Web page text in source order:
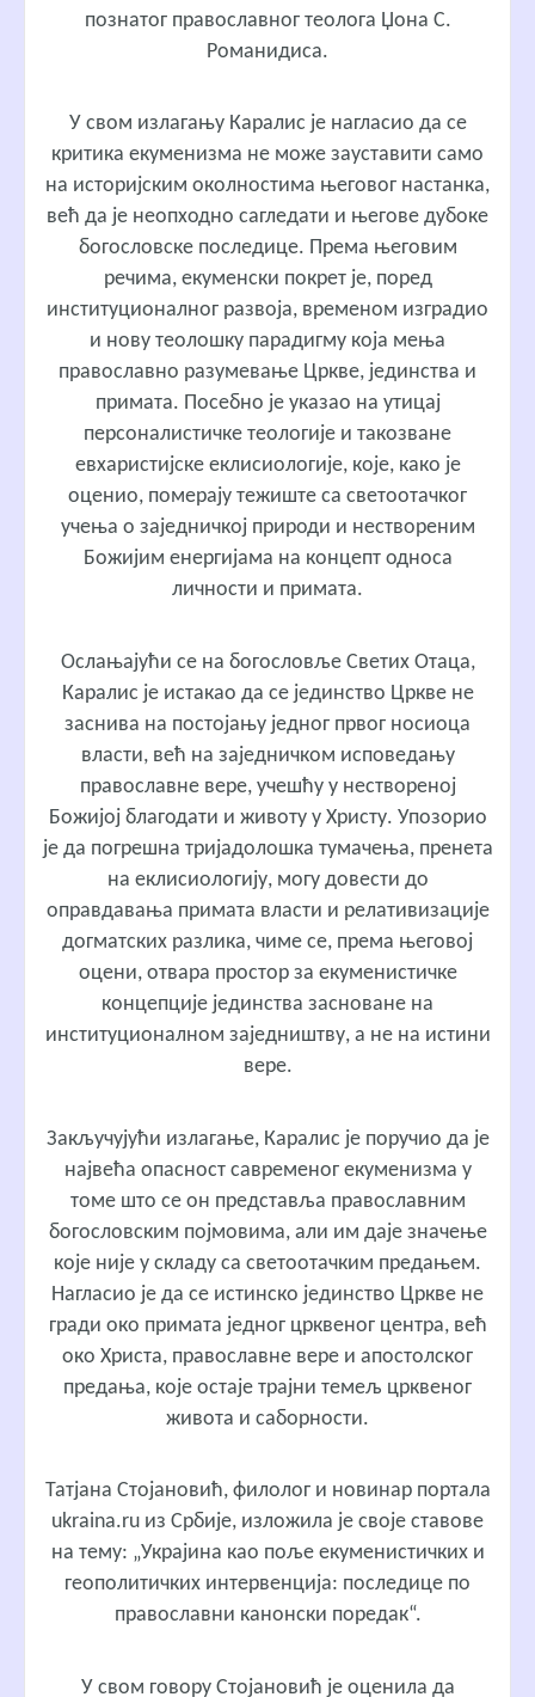
познатог православног теолога Џона С.
Романидиса.
У свом излагању Каралис је нагласио да се
критика екуменизма не може зауставити само
на историјским околностима његовог настанка,
већ да је неопходно сагледати и његове дубоке
богословске последице. Према његовим
речима, екуменски покрет је, поред
институционалног развоја, временом изградио
и нову теолошку парадигму која мења
православно разумевање Цркве, јединства и
примата. Посебно је указао на утицај
персоналистичке теологије и такозване
евхаристијске еклисиологије, које, како је
оценио, померају тежиште са светоотачког
учења о заједничкој природи и нествореним
Божијим енергијама на концепт односа
личности и примата.
Ослањајући се на богословље Светих Отаца,
Каралис је истакао да се јединство Цркве не
заснива на постојању једног првог носиоца
власти, већ на заједничком исповедању
православне вере, учешћу у нествореној
Божијој благодати и животу у Христу. Упозорио
је да погрешна тријадолошка тумачења, пренета
на еклисиологију, могу довести до
оправдавања примата власти и релативизације
догматских разлика, чиме се, према његовој
оцени, отвара простор за екуменистичке
концепције јединства засноване на
институционалном заједништву, а не на истини
вере.
Закључујући излагање, Каралис је поручио да је
највећа опасност савременог екуменизма у
томе што се он представља православним
богословским појмовима, али им даје значење
које није у складу са светоотачким предањем.
Нагласио је да се истинско јединство Цркве не
гради око примата једног црквеног центра, већ
око Христа, православне вере и апостолског
предања, које остаје трајни темељ црквеног
живота и саборности.
Татјана Стојановић, филолог и новинар портала
ukraina.ru из Србије, изложила је своје ставове
на тему: „Украјина као поље екуменистичких и
геополитичких интервенција: последице по
православни канонски поредак“.
У свом говору Стојановић је оценила да